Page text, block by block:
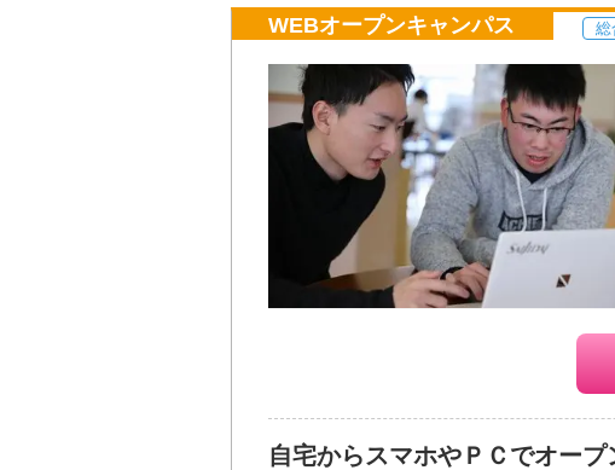
WEBオープンキャンパス 総
自宅からスマホやＰＣでオープ